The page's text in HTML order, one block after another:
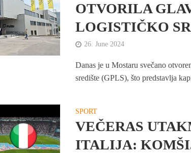
OTVORILA
LOGISTIČKO
26. June 2024
Danas je u Mostaru svečano
središte (GPLS), što predstavlja
SPORT
VEČERAS
ITALIJA: